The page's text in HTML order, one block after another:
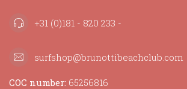
+31 (0)181 - 820 233 -
surfshop@brunottibeachclub.com
COC number: 65256816